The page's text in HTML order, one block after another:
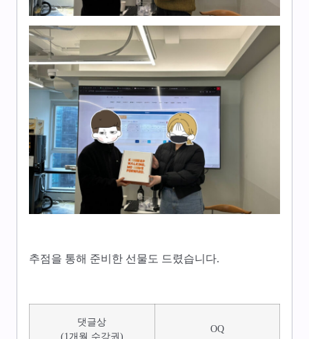
추점을 통해 준비한 선물도 드렸습니다.
댓글상
(1개월 수강권)
OQ